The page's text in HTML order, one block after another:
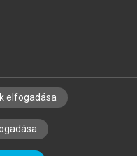
ALAPELVEK
elfogadása